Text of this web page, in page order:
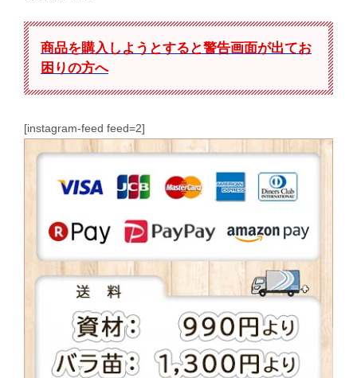
商品を購入しようとすると警告画面が出てお
困りの方へ
[instagram-feed feed=2]